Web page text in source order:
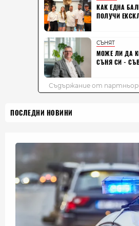
ПОСЛЕДНИ НОВИНИ